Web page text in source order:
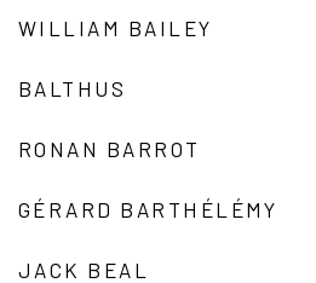
WILLIAM BAILEY
BALTHUS
RONAN BARROT
GÉRARD BARTHÉLÉMY
JACK BEAL